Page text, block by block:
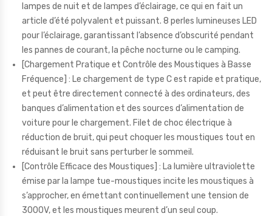
lampes de nuit et de lampes d’éclairage, ce qui en fait un
article d’été polyvalent et puissant. 8 perles lumineuses LED
pour l’éclairage, garantissant l’absence d’obscurité pendant
les pannes de courant, la pêche nocturne ou le camping.
[Chargement Pratique et Contrôle des Moustiques à Basse
Fréquence] : Le chargement de type C est rapide et pratique,
et peut être directement connecté à des ordinateurs, des
banques d’alimentation et des sources d’alimentation de
voiture pour le chargement. Filet de choc électrique à
réduction de bruit, qui peut choquer les moustiques tout en
réduisant le bruit sans perturber le sommeil.
[Contrôle Efficace des Moustiques] : La lumière ultraviolette
émise par la lampe tue-moustiques incite les moustiques à
s’approcher, en émettant continuellement une tension de
3000V, et les moustiques meurent d’un seul coup.